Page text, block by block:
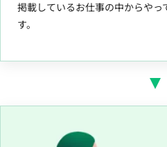
掲載しているお仕事の中からやっ
す。